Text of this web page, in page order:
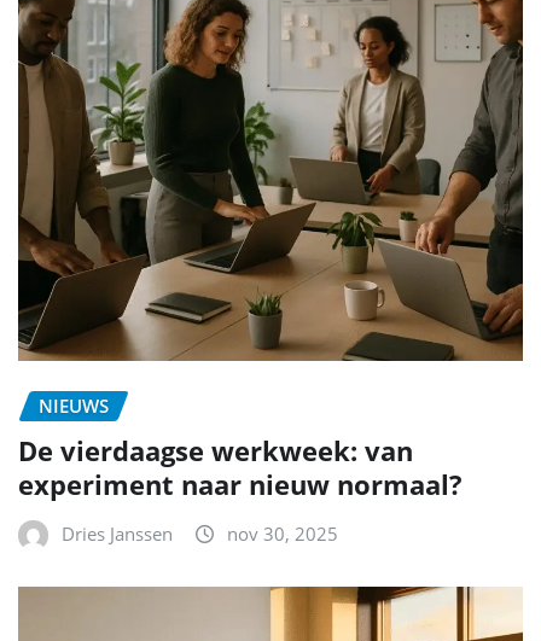
NIEUWS
De vierdaagse werkweek: van
experiment naar nieuw normaal?
Dries Janssen nov 30, 2025